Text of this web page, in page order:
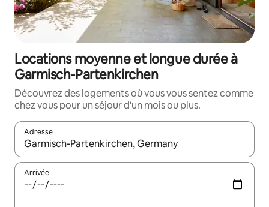
Locations moyenne et longue durée à
Garmisch-Partenkirchen
Découvrez des logements où vous vous sentez comme
chez vous pour un séjour d'un mois ou plus.
Adresse
Lorsque les résultats s'affichent, utilisez les flèches vers le
Arrivée